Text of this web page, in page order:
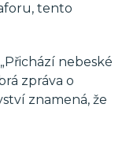
tento
nebeské
zpráva o
znamená, že